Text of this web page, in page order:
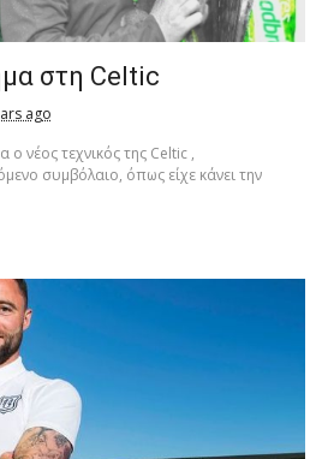
στη Celtic
ago
ο νέος τεχνικός της Celtic ,
συμβόλαιο, όπως είχε κάνει την